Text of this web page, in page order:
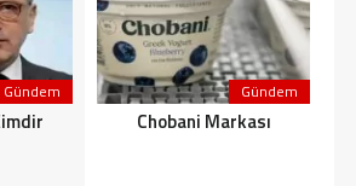
Gündem Gündem
Chobani Markası